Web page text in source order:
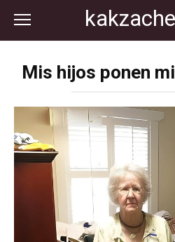
контенту
Mis hijos ponen